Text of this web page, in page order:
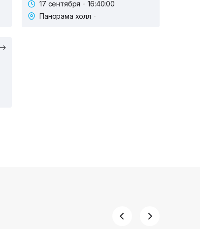
17 сентября
16:40:00
Панорама холл